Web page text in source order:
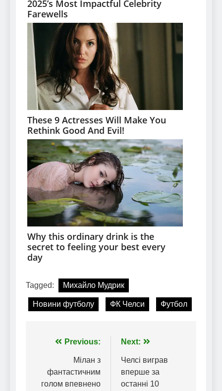
Tagged: Михайло Мудрик
Новини футболу ФК Челси Футбол
Навігація
записів
Previous:
Мілан з
фантастичним
голом впевнено
Next:
Челсі виграв
вперше за
останні 10